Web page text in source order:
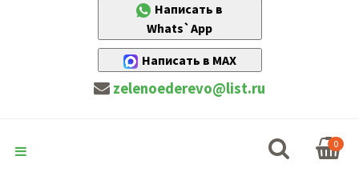
Написать в
Whats`App
Написать в MAX
zelenoederevo@list.ru
0